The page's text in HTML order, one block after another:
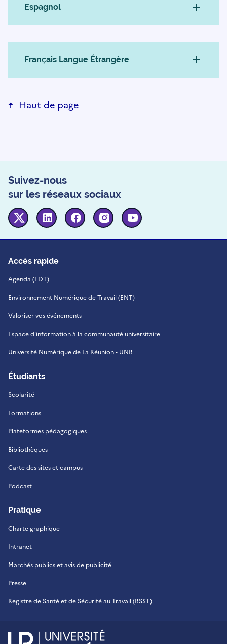
Espagnol
Français Langue Étrangère
Haut de page
Suivez-nous
sur les réseaux sociaux
Twitter Linkedin FacebookInstagram
Accès rapide
Agenda (EDT)
Environnement Numérique de Travail (ENT)
Valoriser vos événements
Espace d'information à la communauté universitaire
Université Numérique de La Réunion - UNR
Étudiants
Scolarité
Formations
Plateformes pédagogiques
Bibliothèques
Carte des sites et campus
Podcast
Pratique
Charte graphique
Intranet
Marchés publics et avis de publicité
Presse
Registre de Santé et de Sécurité au Travail (RSST)